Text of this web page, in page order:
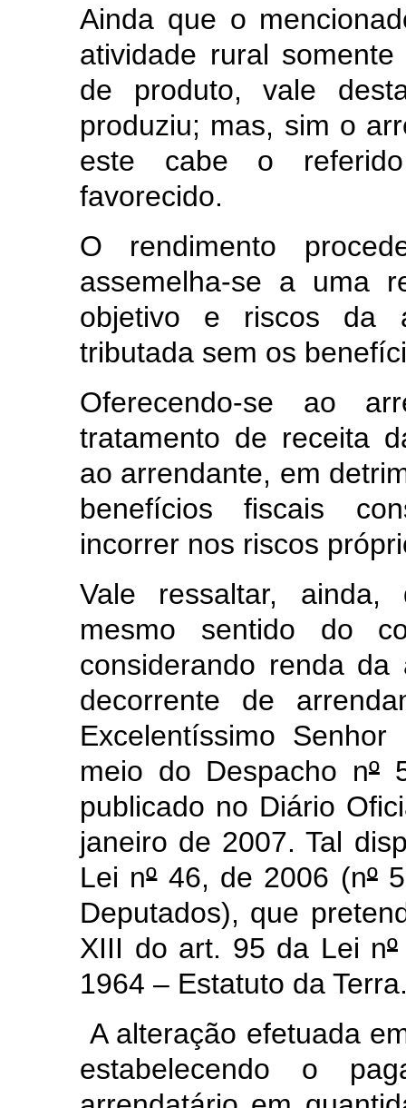
Ainda que o
atividade rural
de produto, vale
produziu; mas, sim o
este cabe o
favorecido.
O rendimento
assemelha-se a uma
objetivo e riscos da
tributada sem os
Oferecendo-se ao
tratamento de receita
ao arrendante, em
benefícios fiscais
incorrer nos riscos
Vale ressaltar, ainda,
mesmo sentido do
considerando renda
decorrente de
Excelentíssimo
meio do Despacho nº
publicado no Diário
janeiro de 2007. Tal
Lei nº46, de 2006 (nº
Deputados), que
XIII do art. 95 da Lei nº
1964 – Estatuto da
A alteração efetuada
estabelecendo o